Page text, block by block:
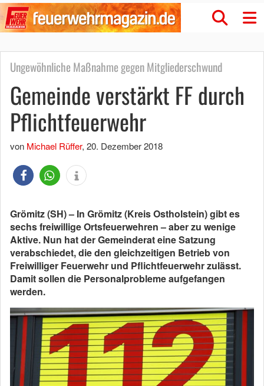
Ungewöhnliche Maßnahme gegen Mitgliederschwund
Gemeinde verstärkt FF durch
Pflichtfeuerwehr
von Michael Rüffer, 20. Dezember 2018
Grömitz (SH) – In Grömitz (Kreis Ostholstein) gibt es
sechs freiwillige Ortsfeuerwehren – aber zu wenige
Aktive. Nun hat der Gemeinderat eine Satzung
verabschiedet, die den gleichzeitigen Betrieb von
Freiwilliger Feuerwehr und Pflichtfeuerwehr zulässt.
Damit sollen die Personalprobleme aufgefangen
werden.